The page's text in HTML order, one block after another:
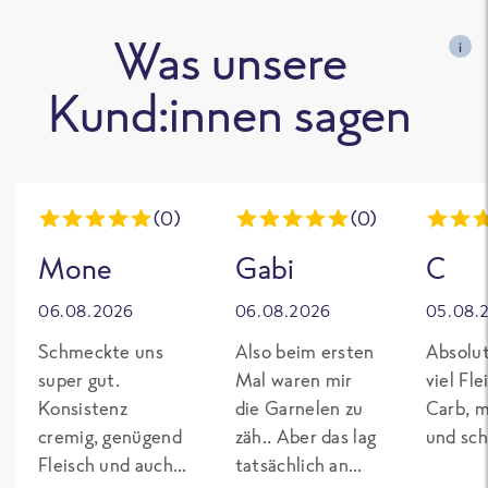
Was unsere
Kund:innen sagen
i
(0)
Mone
06.08.2026
Schmeckte uns
super gut.
Konsistenz
cremig, genügend
Fleisch und auch
(0)
Gabi
06.08.2026
Also beim ersten
Mal waren mir
die Garnelen zu
zäh.. Aber das lag
tatsächlich an
C
viel
Carb,
und